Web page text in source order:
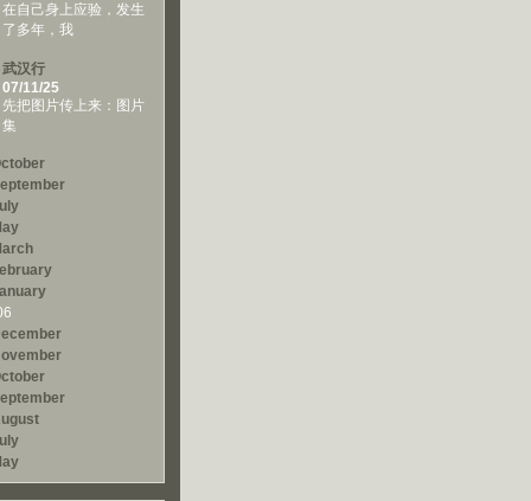
在自己身上应验，发生
了多年，我
武汉行
07/11/25
先把图片传上来：图片
集